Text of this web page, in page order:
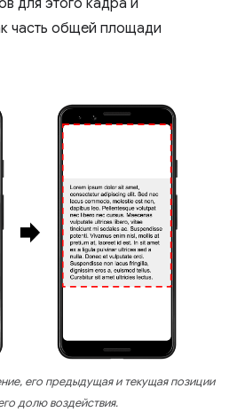
для этого кадра и
часть общей площади
его предыдущая и текущая позиции
долю воздействия.